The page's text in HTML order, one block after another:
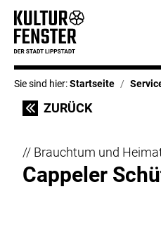
Sie sind hier:Startseite
ZURÜCK
// Brauchtum und
Cappeler